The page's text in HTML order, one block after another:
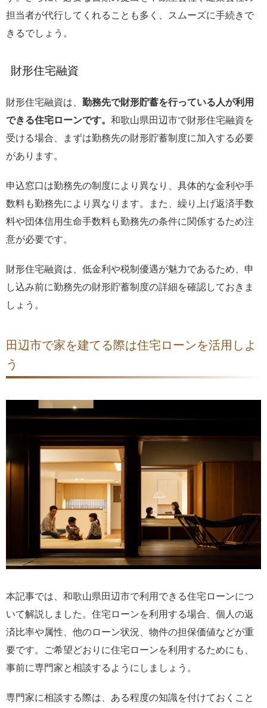
担当者が代行してくれることも多く、スムーズに手続きで
きるでしょう。
財形住宅融資
財形住宅融資は、 勤務先で財形貯蓄を行っている人が利用
できる住宅ローンです。 和歌山県田辺市で財形住宅融資を
受ける場合、まずは勤務先の財形貯蓄制度に加入する必要
があります。
申込窓口は勤務先の制度により異なり、具体的な金利や手
数料も勤務先により異なります。また、繰り上げ返済手数
料や団体信用生命手数料も勤務先の条件に関係するため注
意が必要です。
財形住宅融資は、低金利や税制優遇が魅力であるため、申
し込み前に勤務先の財形貯蓄制度の詳細を確認しておきま
しょう。
田辺市で家を建てる際は住宅ローンを活用しよ
う
本記事では、和歌山県田辺市で利用できる住宅ローンにつ
いて解説しました。住宅ローンを利用する場合、個人の返
済比率や属性、他のローン状況、物件の担保価値などが重
要です。ご希望どおりに住宅ローンを利用するためにも、
事前に専門家と相談するようにしましょう。
専門家に相談する際は、ある程度の知識を付けておくこと